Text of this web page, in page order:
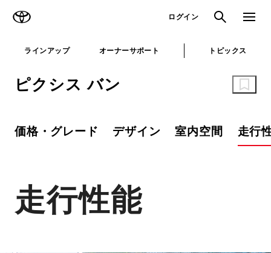
ログイン 検索 メニュ
ラインアップ オーナーサポート トピックス
ピクシス バン
価格・グレード デザイン 室内空間 走行
走行性能